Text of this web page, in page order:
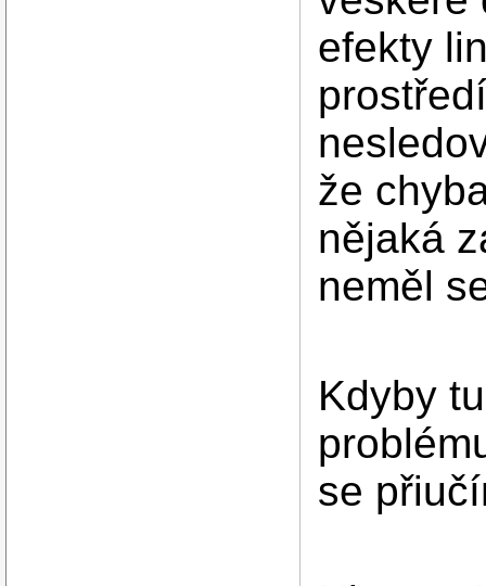
efekty
že
nějaká
neměl
Kdyby
se